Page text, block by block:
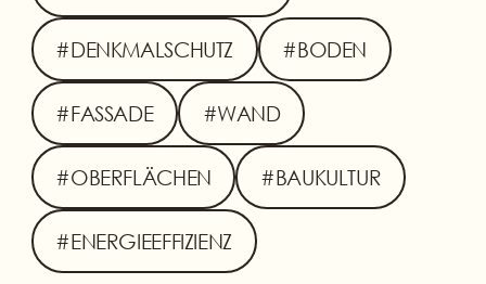
#DENKMALSCHUTZ #BODEN
#FASSADE #WAND
#OBERFLÄCHEN #BAUKULTUR
#ENERGIEEFFIZIENZ